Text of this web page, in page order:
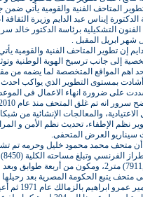
المتاحف الفنية والقومية يأتي ضمن
الدكتورة إيناس عبد الدايم وزيرة
الفنون التشكيلية برئاسة الدكتور
شهر ابريل المقبل .
إن تطوير المتاحف الفنية والقومية
إلى جانب ترسيخ الهوية الوطنية
اهم المواقع المتخصصة لما يضمه من
وأشادت بمستوى التطوير الذي يواكب
على ضرورة انهاء الاعمال فى
الاعتيادية، والمعالجات الإنشائية من
نظم الإطفاء، تحديث نظم الأمن و
سيناريو العرض المتحفى.
أن متحف محمد محمود خليل وحرمه تم